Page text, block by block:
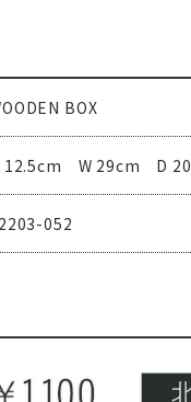
BOX
12.5cm W 29cm D
052